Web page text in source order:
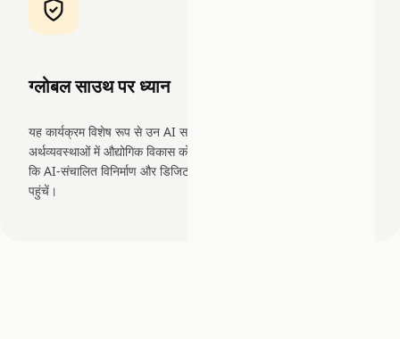
ग्लोबल साउथ पर ध्यान
यह कार्यक्रम विशेष रूप से उन AI समाधानों को लक्षित करता है जो उभरती
अर्थव्यवस्थाओं में औद्योगिक विकास को गति दे सकते हैं, यह सुनिश्चित करते हुए
कि AI-संचालित विनिर्माण और डिजिटलाइज़ेशन के लाभ विकासशील देशों तक
पहुंचें।